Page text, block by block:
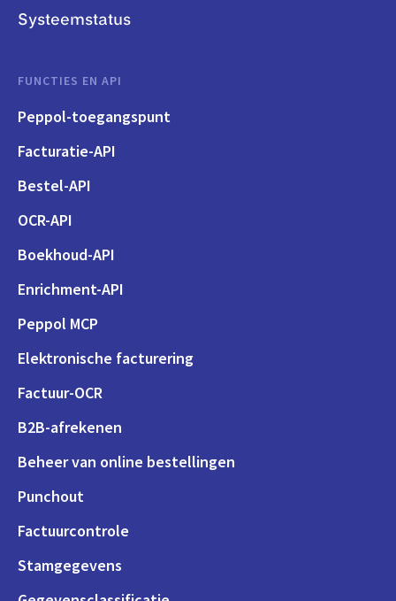
Systeemstatus
FUNCTIES EN API
Peppol-toegangspunt
Facturatie-API
Bestel-API
OCR-API
Boekhoud-API
Enrichment-API
Peppol MCP
Elektronische facturering
Factuur-OCR
B2B-afrekenen
Beheer van online bestellingen
Punchout
Factuurcontrole
Stamgegevens